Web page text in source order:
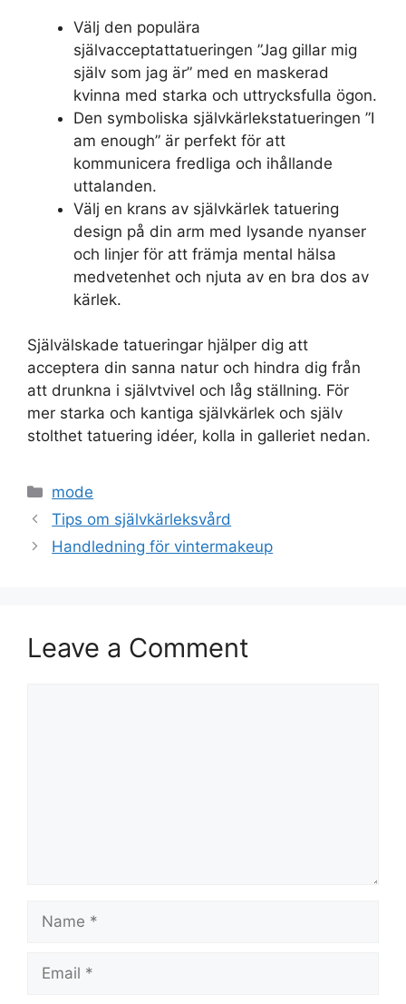
Välj den populära
självacceptattatueringen ”Jag gillar mig
själv som jag är” med en maskerad
kvinna med starka och uttrycksfulla ögon.
Den symboliska självkärlekstatueringen ”I
am enough” är perfekt för att
kommunicera fredliga och ihållande
uttalanden.
Välj en krans av självkärlek tatuering
design på din arm med lysande nyanser
och linjer för att främja mental hälsa
medvetenhet och njuta av en bra dos av
kärlek.
Självälskade tatueringar hjälper dig att
acceptera din sanna natur och hindra dig från
att drunkna i självtvivel och låg ställning. För
mer starka och kantiga självkärlek och själv
stolthet tatuering idéer, kolla in galleriet nedan.
Categories
mode
Tips om självkärleksvård
Handledning för vintermakeup
Leave a Comment
Name
Email